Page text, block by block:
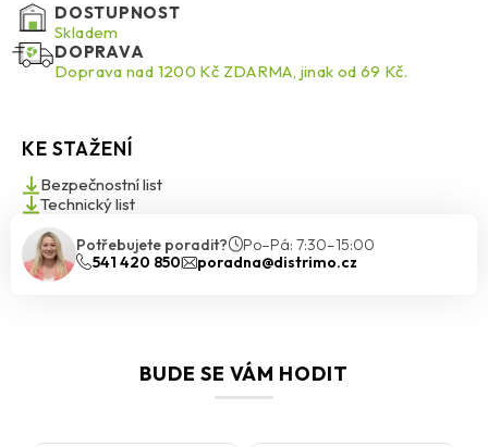
DOSTUPNOST
Skladem
DOPRAVA
Doprava nad 1200 Kč ZDARMA, jinak od 69 Kč.
KE STAŽENÍ
Bezpečnostní list
Technický list
Potřebujete poradit?
Po–Pá: 7:30–15:00
541 420 850
poradna@distrimo.cz
BUDE SE VÁM HODIT